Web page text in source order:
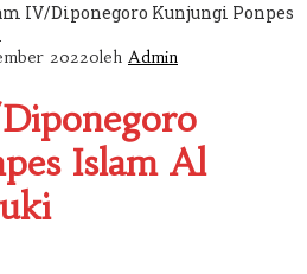
IV/Diponegoro Kunjungi Ponpes
2022oleh Admin
Islam Al